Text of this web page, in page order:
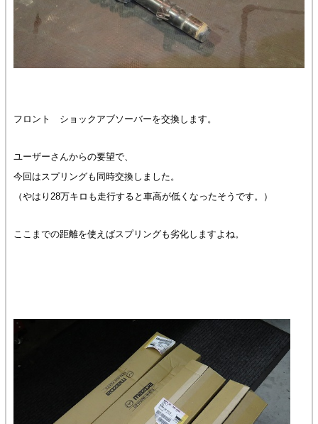
フロント ショックアブソーバーを交換します。
ユーザーさんからの要望で、
今回はスプリングも同時交換しました。
（やはり28万キロも走行すると車高が低くなったそうです。）
ここまでの距離を使えばスプリングも劣化しますよね。